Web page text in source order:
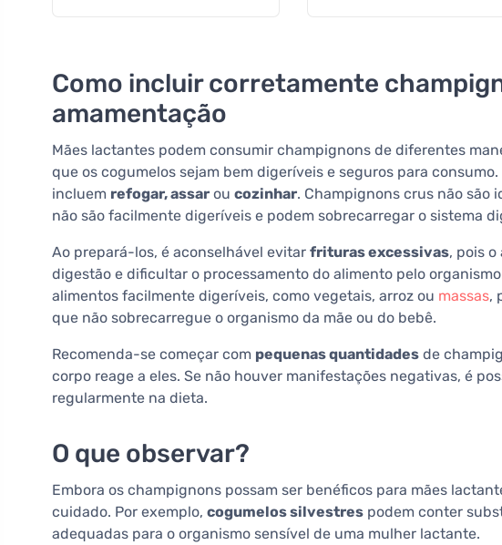
Como incluir corretamente
amamentação
Mães lactantes podem consumir champignons de diferentes
que os cogumelos sejam bem digeríveis e seguros para
incluem refogar, assar ou cozinhar. Champignons crus não são
não são facilmente digeríveis e podem sobrecarregar o sistema
Ao prepará-los, é aconselhável evitar frituras excessivas, pois
digestão e dificultar o processamento do alimento pelo
alimentos facilmente digeríveis, como vegetais, arroz ou massas,
que não sobrecarregue o organismo da mãe ou do bebê.
Recomenda-se começar com pequenas quantidades de
corpo reage a eles. Se não houver manifestações negativas, é
regularmente na dieta.
O que observar?
Embora os champignons possam ser benéficos para mães
cuidado. Por exemplo, cogumelos silvestres podem conter
adequadas para o organismo sensível de uma mulher lactante.